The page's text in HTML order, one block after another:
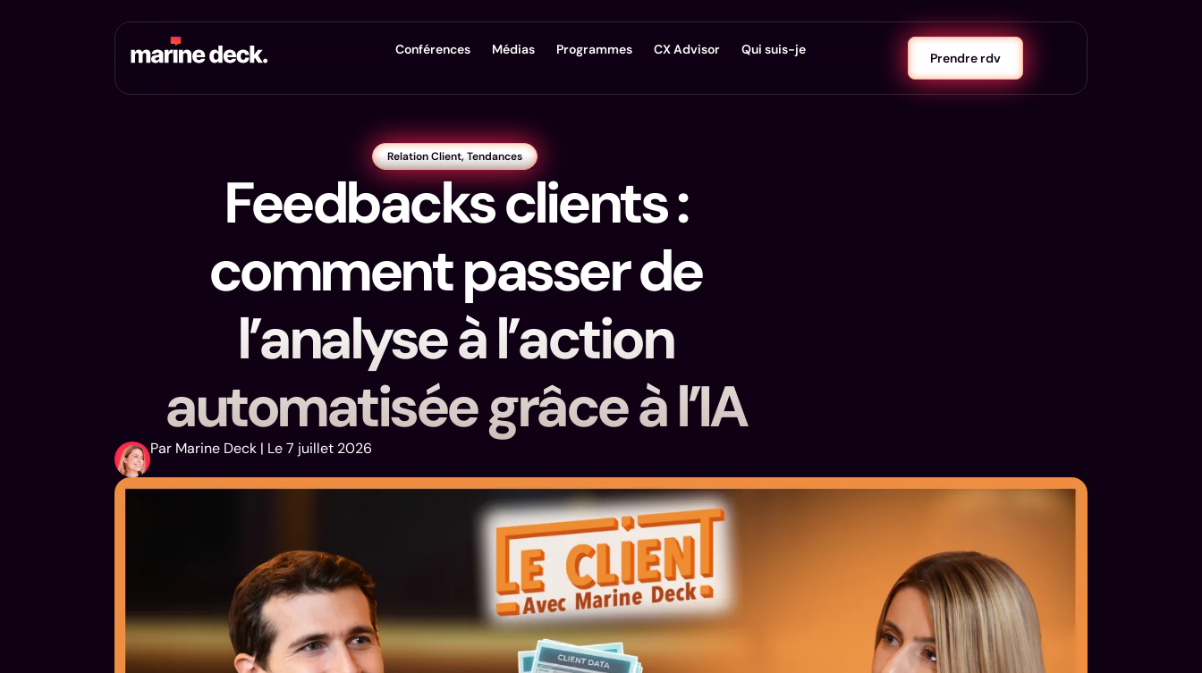
Conférences Médias Programmes CX Advisor Qui suis-je
Prendre rdv
Relation Client,Tendances
Feedbacks clients :
comment passer de
l’analyse à l’action
automatisée grâce à l’IA
Par Marine Deck | Le 7 juillet 2026